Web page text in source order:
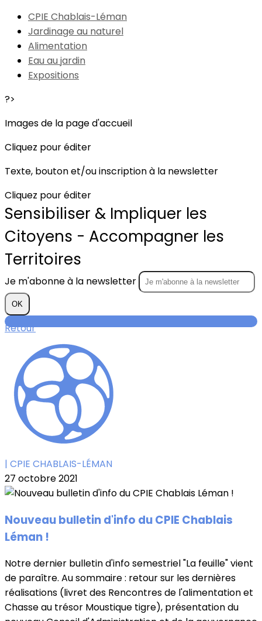
CPIE Chablais-Léman
Jardinage au naturel
Alimentation
Eau au jardin
Expositions
?>
Images de la page d'accueil
Cliquez pour éditer
Texte, bouton et/ou inscription à la newsletter
Cliquez pour éditer
Sensibiliser & Impliquer les
Citoyens - Accompagner les
Territoires
Je m'abonne à la newsletter
OK
Retour
| CPIE CHABLAIS-LÉMAN
27 octobre 2021
Nouveau bulletin d'info du CPIE Chablais
Léman !
Notre dernier bulletin d'info semestriel "La feuille" vient
de paraître. Au sommaire : retour sur les dernières
réalisations (livret des Rencontres de l'alimentation et
Chasse au trésor Moustique tigre), présentation du